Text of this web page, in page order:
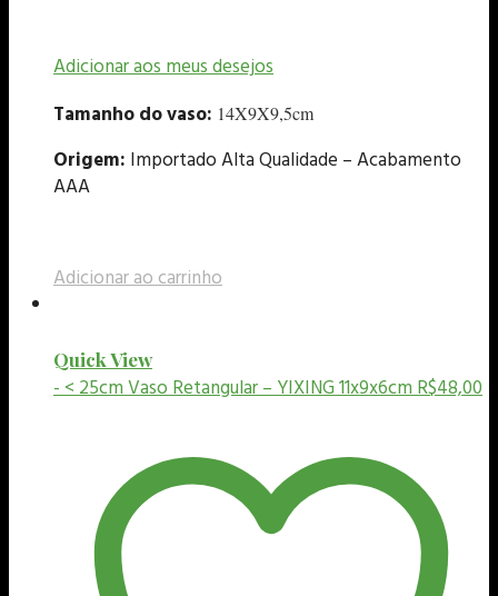
Adicionar aos meus desejos
Tamanho do vaso: 14X9X9,5cm
Origem: Importado Alta Qualidade – Acabamento
AAA
Adicionar ao carrinho
Quick View
- < 25cmVaso Retangular – YIXING 11x9x6cmR$48,00